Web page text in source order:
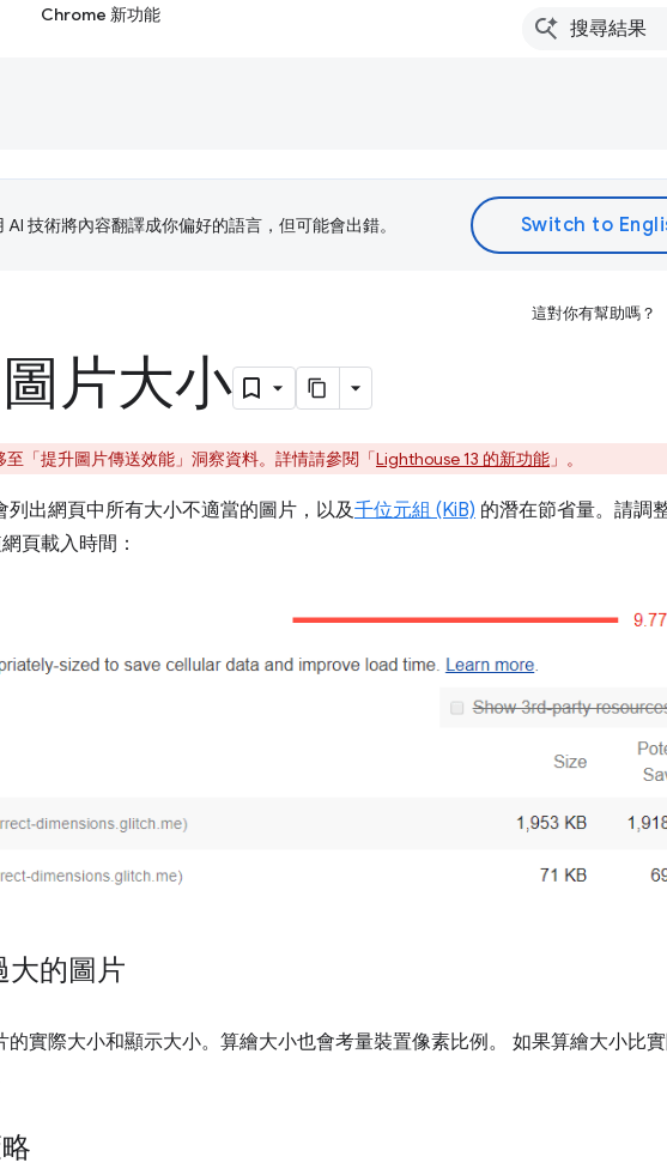
Chrome 新功能
技術將內容翻譯成你偏好的語言，但可能會出錯。
這對你有幫助嗎？
片大小
「提升圖片傳送效能」 洞察資料。詳情請參閱「Lighthouse 13 的新功能 」。
出網頁中所有大小不適當的圖片，以及千位元組 (KiB) 的潛在節省量。請調
頁載入時間：
大的圖片
實際大小和顯示大小。算繪大小也會考量裝置像素比例。 如果算繪大小比